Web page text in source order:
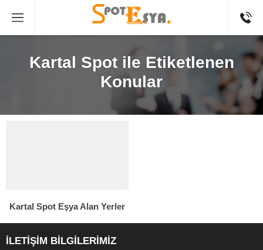
Kartal Spot ile Etiketlenen
Konular
Kartal Spot Eşya Alan Yerler
İLETİŞİM BİLGİLERİMİZ